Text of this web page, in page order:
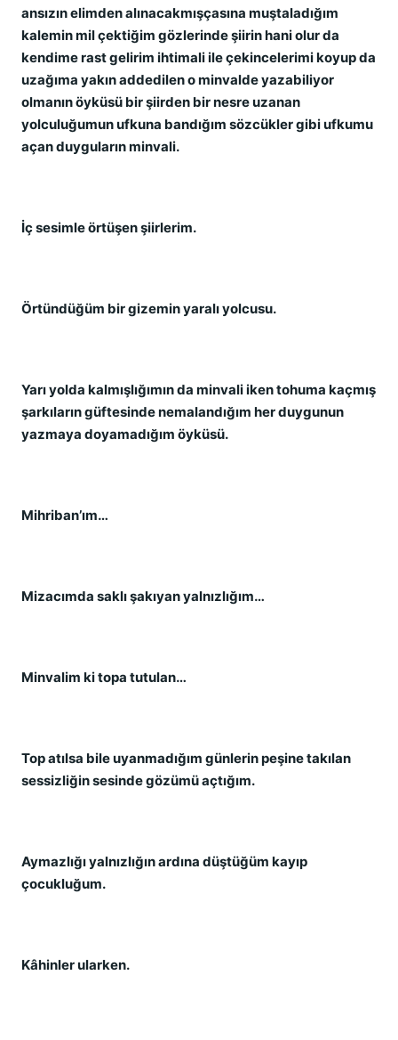
ansızın elimden alınacakmışçasına muştaladığım
kalemin mil çektiğim gözlerinde şiirin hani olur da
kendime rast gelirim ihtimali ile çekincelerimi koyup da
uzağıma yakın addedilen o minvalde yazabiliyor
olmanın öyküsü bir şiirden bir nesre uzanan
yolculuğumun ufkuna bandığım sözcükler gibi ufkumu
açan duyguların minvali.
İç sesimle örtüşen şiirlerim.
Örtündüğüm bir gizemin yaralı yolcusu.
Yarı yolda kalmışlığımın da minvali iken tohuma kaçmış
şarkıların güftesinde nemalandığım her duygunun
yazmaya doyamadığım öyküsü.
Mihriban’ım…
Mizacımda saklı şakıyan yalnızlığım…
Minvalim ki topa tutulan…
Top atılsa bile uyanmadığım günlerin peşine takılan
sessizliğin sesinde gözümü açtığım.
Aymazlığı yalnızlığın ardına düştüğüm kayıp
çocukluğum.
Kâhinler ularken.